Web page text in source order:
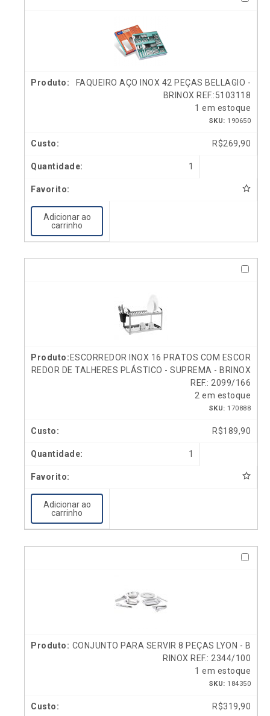
FAQUEIRO AÇO INOX 42 PEÇAS BELLAGIO -
BRINOX REF.:5103118
1 em estoque
SKU: 190650
R$269,90
1
Adicionar ao
carrinho
ESCORREDOR INOX 16 PRATOS COM ESCOR
REDOR DE TALHERES PLÁSTICO - SUPREMA - BRINOX
REF.: 2099/166
2 em estoque
SKU: 170888
R$189,90
1
Adicionar ao
carrinho
CONJUNTO PARA SERVIR 8 PEÇAS LYON - B
RINOX REF.: 2344/100
1 em estoque
SKU: 184350
R$319,90